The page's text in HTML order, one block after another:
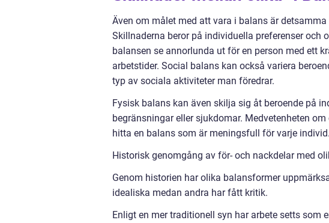
Även om målet med att vara i balans är
Skillnaderna beror på individuella preferenser och
balansen se annorlunda ut för en person med ett
arbetstider. Social balans kan också variera
typ av sociala aktiviteter man föredrar.
Fysisk balans kan även skilja sig åt beroende på
begränsningar eller sjukdomar. Medvetenheten
hitta en balans som är meningsfull för varje individ.
Historisk genomgång av för- och nackdelar med
Genom historien har olika balansformer
idealiska medan andra har fått kritik.
Enligt en mer traditionell syn har arbete setts som